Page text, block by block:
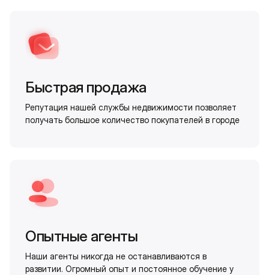
Быстрая продажа
Репутация нашей службы недвижимости позволяет
получать большое количество покупателей в городе
Опытные агенты
Наши агенты никогда не останавливаются в
развитии. Огромный опыт и постоянное обучение у